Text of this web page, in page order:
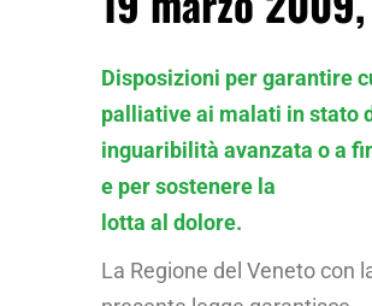
Disposizioni per garantire
palliative ai malati in stato
inguaribilità avanzata o a
e per sostenere la
lotta al dolore.
La Regione del Veneto con